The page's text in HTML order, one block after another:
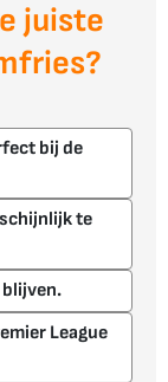
juiste
bij de
te
League